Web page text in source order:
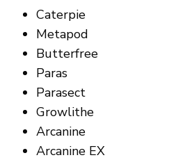
Caterpie
Metapod
Butterfree
Paras
Parasect
Growlithe
Arcanine
Arcanine EX